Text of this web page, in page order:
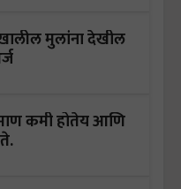
मुलांना देखील
कमी होतेय आणि